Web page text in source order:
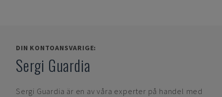
DIN KONTOANSVARIGE:
Sergi Guardia
Sergi Guardia är en av våra experter på handel med